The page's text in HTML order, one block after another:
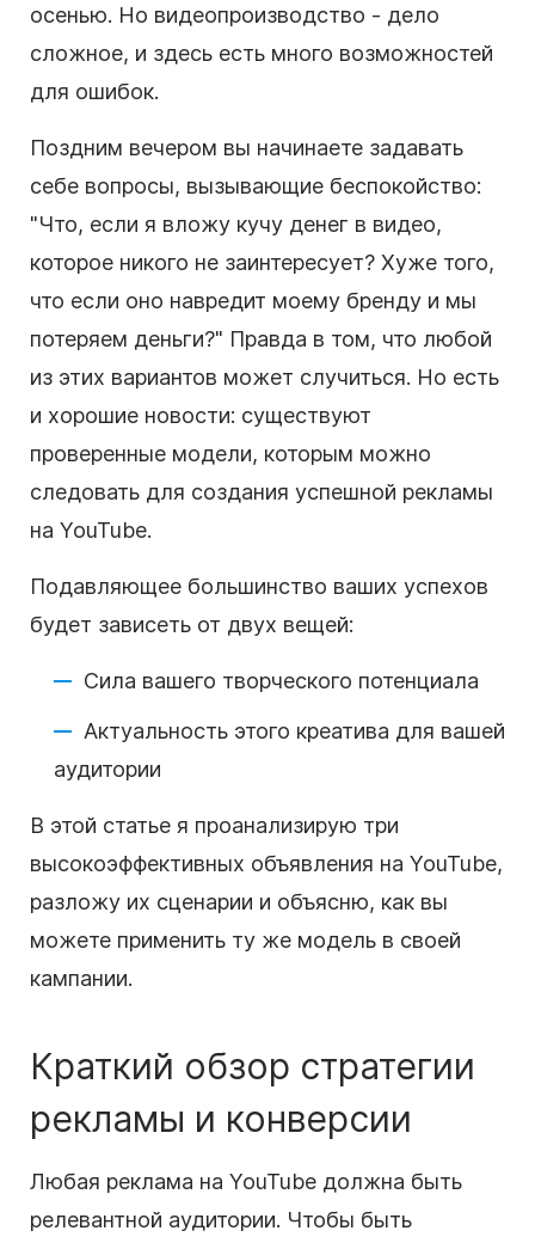
осенью. Но видеопроизводство - дело
сложное, и здесь есть много возможностей
для ошибок.
Поздним вечером вы начинаете задавать
себе вопросы, вызывающие беспокойство:
"Что, если я вложу кучу денег в видео,
которое никого не заинтересует? Хуже того,
что если оно навредит моему бренду и мы
потеряем деньги?" Правда в том, что любой
из этих вариантов может случиться. Но есть
и хорошие новости: существуют
проверенные модели, которым можно
следовать для создания успешной рекламы
на YouTube.
Подавляющее большинство ваших успехов
будет зависеть от двух вещей:
Сила вашего творческого потенциала
Актуальность этого креатива для вашей
аудитории
В этой статье я проанализирую три
высокоэффективных объявления на YouTube,
разложу их сценарии и объясню, как вы
можете применить ту же модель в своей
кампании.
Краткий обзор стратегии
рекламы и конверсии
Любая реклама на YouTube должна быть
релевантной аудитории. Чтобы быть